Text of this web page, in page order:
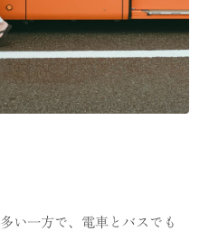
い一方で、電車とバスでも